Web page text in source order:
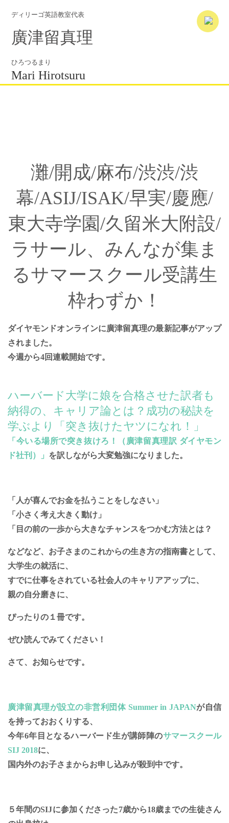
ディリーゴ英語教室代表
廣津留真理
ひろつるまり
Mari Hirotsuru
灘/開成/麻布/渋渋/渋
幕/ASIJ/ISAK/早実/慶應/
東大寺学園/久留米大附設/
ラサール、みんなが集ま
るサマースクール受講生
枠わずか！
ダイヤモンドオンラインに廣津留真理の最新記事がアップ
されました。
今週から4回連載開始です。
ハーバード大学に娘を合格させた訳者も
納得の、キャリア論とは？成功の秘訣を
学ぶより「突き抜けたヤツになれ！」
「今いる場所で突き抜けろ！（廣津留真理訳 ダイヤモン
ド社刊）」 を訳しながら大変勉強になりました。
「人が喜んでお金を払うことをしなさい」
「小さく考え大きく動け」
「目の前の一歩から大きなチャンスをつかむ方法とは？
などなど、お子さまのこれからの生き方の指南書として、
大学生の就活に、
すでに仕事をされている社会人のキャリアアップに、
親の自分磨きに、
ぴったりの１冊です。
ぜひ読んでみてください！
さて、お知らせです。
廣津留真理が設立の非営利団体 Summer in JAPANが自信
を持っておおくりする、
今年6年目となるハーバード生が講師陣のサマースクール
SIJ 2018に、
国内外のお子さまからお申し込みが殺到中です。
５年間のSIJに参加くださった7歳から18歳までの生徒さん